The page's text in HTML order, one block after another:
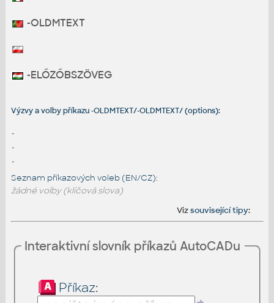
-OLDMTEXT
-ELŐZŐBSZÖVEG
Výzvy a volby příkazu -OLDMTEXT/-OLDMTEXT/ (options):
-
-
-
Seznam příkazových voleb (EN/CZ):
žádné volby (klíčová slova)
Vizsouvisející tipy:
Interaktivní slovník příkazů AutoCADu
Příkaz: